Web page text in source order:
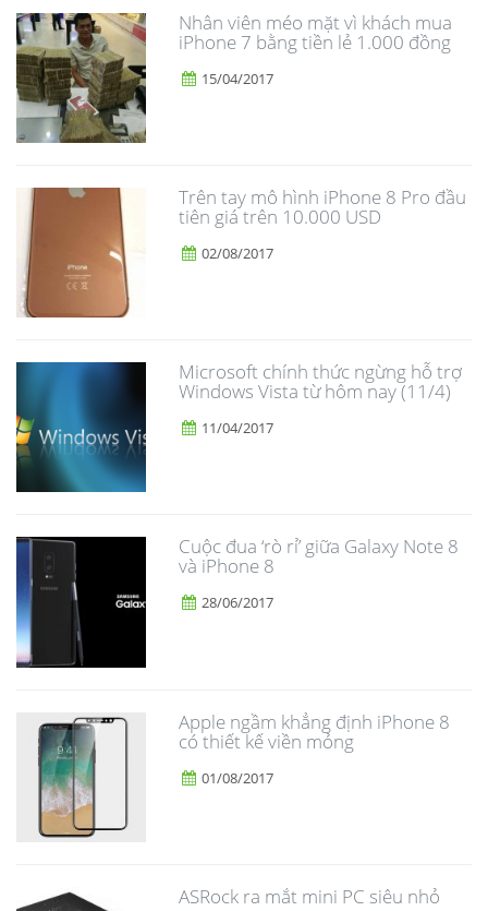
Nhân viên méo mặt vì khách mua
iPhone 7 bằng tiền lẻ 1.000 đồng
15/04/2017
Trên tay mô hình iPhone 8 Pro đầu
tiên giá trên 10.000 USD
02/08/2017
Microsoft chính thức ngừng hỗ trợ
Windows Vista từ hôm nay (11/4)
11/04/2017
​Cuộc đua ‘rò rỉ’ giữa Galaxy Note 8
và iPhone 8
28/06/2017
Apple ngầm khẳng định iPhone 8
có thiết kế viền mỏng
01/08/2017
ASRock ra mắt mini PC siêu nhỏ